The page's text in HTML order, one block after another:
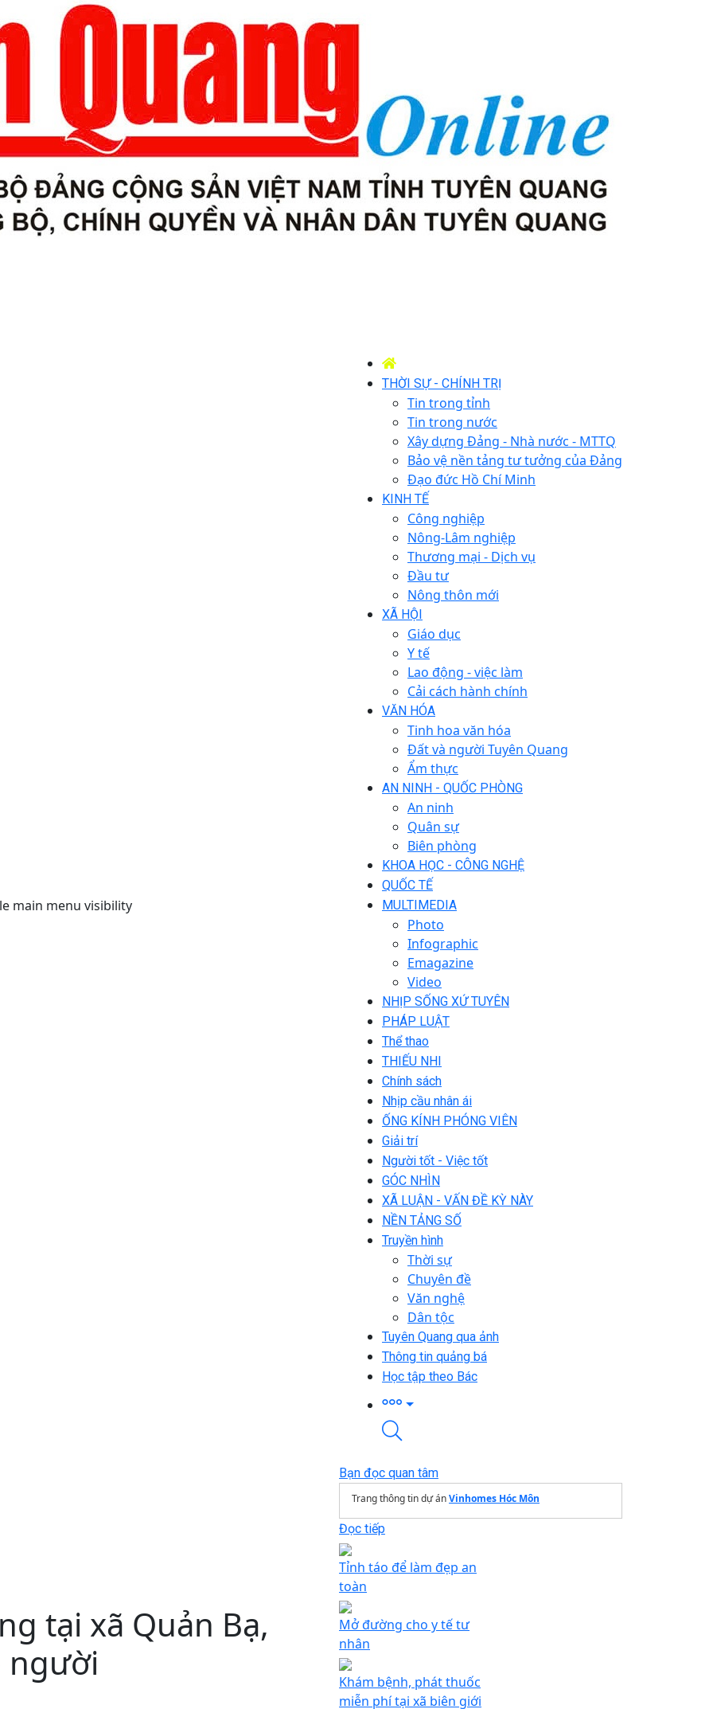
main menu visibility
THỜI SỰ - CHÍNH TRỊ
Tin trong tỉnh
Tin trong nước
Xây dựng Đảng - Nhà nước - MTTQ
Bảo vệ nền tảng tư tưởng của Đảng
Đạo đức Hồ Chí Minh
KINH TẾ
Công nghiệp
Nông-Lâm nghiệp
Thương mại - Dịch vụ
Đầu tư
Nông thôn mới
XÃ HỘI
Giáo dục
Y tế
Lao động - việc làm
Cải cách hành chính
VĂN HÓA
Tinh hoa văn hóa
Đất và người Tuyên Quang
Ẩm thực
AN NINH - QUỐC PHÒNG
An ninh
Quân sự
Biên phòng
KHOA HỌC - CÔNG NGHỆ
QUỐC TẾ
MULTIMEDIA
Photo
Infographic
Emagazine
Video
NHỊP SỐNG XỨ TUYÊN
PHÁP LUẬT
Thể thao
THIẾU NHI
Chính sách
Nhịp cầu nhân ái
ỐNG KÍNH PHÓNG VIÊN
Giải trí
Người tốt - Việc tốt
GÓC NHÌN
XÃ LUẬN - VẤN ĐỀ KỲ NÀY
NỀN TẢNG SỐ
Truyền hình
Thời sự
Chuyên đề
Văn nghệ
Dân tộc
Tuyên Quang qua ảnh
Thông tin quảng bá
Học tập theo Bác
tại xã Quản Bạ,
người
Bạn đọc quan tâm
Trang thông tin dự ánVinhomes Hóc Môn
Đọc tiếp
Tỉnh táo để làm đẹp an
toàn
Mở đường cho y tế tư
nhân
Khám bệnh, phát thuốc
miễn phí tại xã biên giới